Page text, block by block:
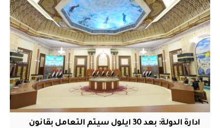
ادارة الدولة: بعد 30 ايلول سيتم التعامل بقانون